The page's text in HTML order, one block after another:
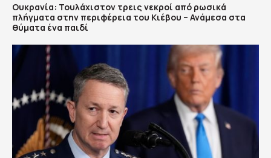
Ουκρανία: Τουλάχιστον τρεις νεκροί από ρωσικά
πλήγματα στην περιφέρεια του Κιέβου – Ανάμεσα στα
θύματα ένα παιδί